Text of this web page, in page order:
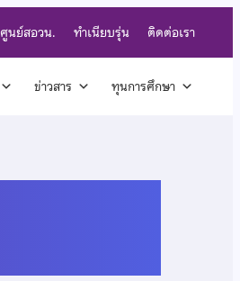
ศูนย์สอวน. ทำเนียบรุ่น ติดต่อเรา
ข่าวสาร ทุนการศึกษา